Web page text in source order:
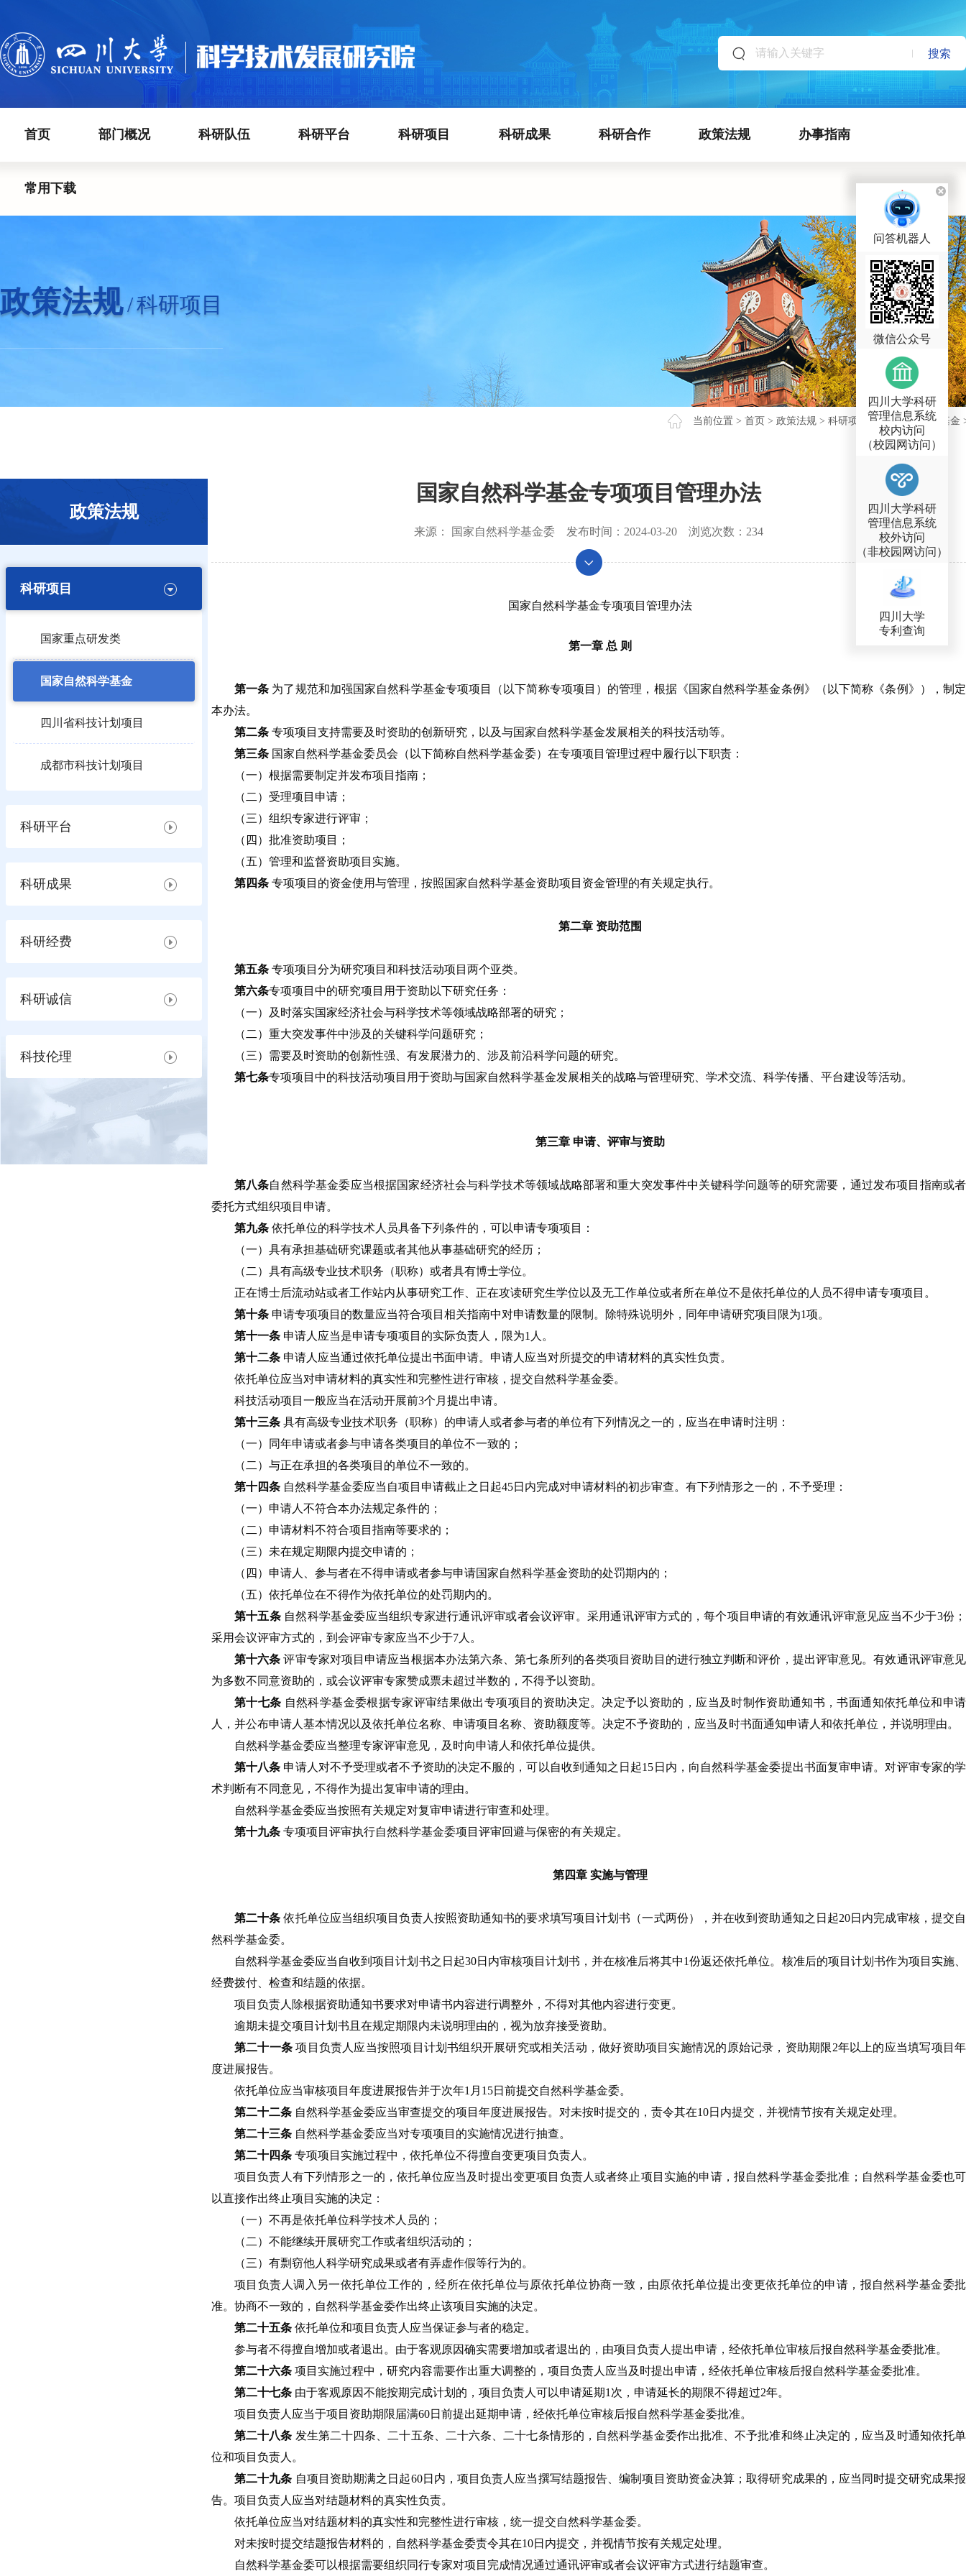
搜索
首页 部门概况 科研队伍 科研平台 科研项目 科研成果 科研合作 政策法规 办事指南
常用下载
政策法规/科研项目
当前位置 > 首页 > 政策法规 > 科研项目 >国家自然科学基金
政策法规
科研项目
国家重点研发类
国家自然科学基金
四川省科技计划项目
成都市科技计划项目
科研平台
科研成果
科研经费
科研诚信
科技伦理
国家自然科学基金专项项目管理办法
来源： 国家自然科学基金委 发布时间： 2024-03-20 浏览次数： 234
国家自然科学基金专项项目管理办法
第一章 总 则
第一条 为了规范和加强国家自然科学基金专项项目（以下简称专项项目）的管理，根据《国家自然科学基金条例》（以下简称《条例》），制定
本办法。
第二条 专项项目支持需要及时资助的创新研究，以及与国家自然科学基金发展相关的科技活动等。
第三条 国家自然科学基金委员会（以下简称自然科学基金委）在专项项目管理过程中履行以下职责：
（一）根据需要制定并发布项目指南；
（二）受理项目申请；
（三）组织专家进行评审；
（四）批准资助项目；
（五）管理和监督资助项目实施。
第四条 专项项目的资金使用与管理，按照国家自然科学基金资助项目资金管理的有关规定执行。
第二章 资助范围
第五条 专项项目分为研究项目和科技活动项目两个亚类。
第六条专项项目中的研究项目用于资助以下研究任务：
（一）及时落实国家经济社会与科学技术等领域战略部署的研究；
（二）重大突发事件中涉及的关键科学问题研究；
（三）需要及时资助的创新性强、有发展潜力的、涉及前沿科学问题的研究。
第七条专项项目中的科技活动项目用于资助与国家自然科学基金发展相关的战略与管理研究、学术交流、科学传播、平台建设等活动。
第三章 申请、评审与资助
第八条自然科学基金委应当根据国家经济社会与科学技术等领域战略部署和重大突发事件中关键科学问题等的研究需要，通过发布项目指南或者
委托方式组织项目申请。
第九条 依托单位的科学技术人员具备下列条件的，可以申请专项项目：
（一）具有承担基础研究课题或者其他从事基础研究的经历；
（二）具有高级专业技术职务（职称）或者具有博士学位。
正在博士后流动站或者工作站内从事研究工作、正在攻读研究生学位以及无工作单位或者所在单位不是依托单位的人员不得申请专项项目。
第十条 申请专项项目的数量应当符合项目相关指南中对申请数量的限制。除特殊说明外，同年申请研究项目限为1项。
第十一条 申请人应当是申请专项项目的实际负责人，限为1人。
第十二条 申请人应当通过依托单位提出书面申请。申请人应当对所提交的申请材料的真实性负责。
依托单位应当对申请材料的真实性和完整性进行审核，提交自然科学基金委。
科技活动项目一般应当在活动开展前3个月提出申请。
第十三条 具有高级专业技术职务（职称）的申请人或者参与者的单位有下列情况之一的，应当在申请时注明：
（一）同年申请或者参与申请各类项目的单位不一致的；
（二）与正在承担的各类项目的单位不一致的。
第十四条 自然科学基金委应当自项目申请截止之日起45日内完成对申请材料的初步审查。有下列情形之一的，不予受理：
（一）申请人不符合本办法规定条件的；
（二）申请材料不符合项目指南等要求的；
（三）未在规定期限内提交申请的；
（四）申请人、参与者在不得申请或者参与申请国家自然科学基金资助的处罚期内的；
（五）依托单位在不得作为依托单位的处罚期内的。
第十五条自然科学基金委应当组织专家进行通讯评审或者会议评审。采用通讯评审方式的，每个项目申请的有效通讯评审意见应当不少于3份；
采用会议评审方式的，到会评审专家应当不少于7人。
第十六条 评审专家对项目申请应当根据本办法第六条、第七条所列的各类项目资助目的进行独立判断和评价，提出评审意见。有效通讯评审意见
为多数不同意资助的，或会议评审专家赞成票未超过半数的，不得予以资助。
第十七条 自然科学基金委根据专家评审结果做出专项项目的资助决定。决定予以资助的，应当及时制作资助通知书，书面通知依托单位和申请
人，并公布申请人基本情况以及依托单位名称、申请项目名称、资助额度等。决定不予资助的，应当及时书面通知申请人和依托单位，并说明理由。
自然科学基金委应当整理专家评审意见，及时向申请人和依托单位提供。
第十八条 申请人对不予受理或者不予资助的决定不服的，可以自收到通知之日起15日内，向自然科学基金委提出书面复审申请。对评审专家的学
术判断有不同意见，不得作为提出复审申请的理由。
自然科学基金委应当按照有关规定对复审申请进行审查和处理。
第十九条 专项项目评审执行自然科学基金委项目评审回避与保密的有关规定。
第四章 实施与管理
第二十条 依托单位应当组织项目负责人按照资助通知书的要求填写项目计划书（一式两份），并在收到资助通知之日起20日内完成审核，提交自
然科学基金委。
自然科学基金委应当自收到项目计划书之日起30日内审核项目计划书，并在核准后将其中1份返还依托单位。核准后的项目计划书作为项目实施、
经费拨付、检查和结题的依据。
项目负责人除根据资助通知书要求对申请书内容进行调整外，不得对其他内容进行变更。
逾期未提交项目计划书且在规定期限内未说明理由的，视为放弃接受资助。
第二十一条 项目负责人应当按照项目计划书组织开展研究或相关活动，做好资助项目实施情况的原始记录，资助期限2年以上的应当填写项目年
度进展报告。
依托单位应当审核项目年度进展报告并于次年1月15日前提交自然科学基金委。
第二十二条 自然科学基金委应当审查提交的项目年度进展报告。对未按时提交的，责令其在10日内提交，并视情节按有关规定处理。
第二十三条 自然科学基金委应当对专项项目的实施情况进行抽查。
第二十四条 专项项目实施过程中，依托单位不得擅自变更项目负责人。
项目负责人有下列情形之一的，依托单位应当及时提出变更项目负责人或者终止项目实施的申请，报自然科学基金委批准；自然科学基金委也可
以直接作出终止项目实施的决定：
（一）不再是依托单位科学技术人员的；
（二）不能继续开展研究工作或者组织活动的；
（三）有剽窃他人科学研究成果或者有弄虚作假等行为的。
项目负责人调入另一依托单位工作的，经所在依托单位与原依托单位协商一致，由原依托单位提出变更依托单位的申请，报自然科学基金委批
准。协商不一致的，自然科学基金委作出终止该项目实施的决定。
第二十五条 依托单位和项目负责人应当保证参与者的稳定。
参与者不得擅自增加或者退出。由于客观原因确实需要增加或者退出的，由项目负责人提出申请，经依托单位审核后报自然科学基金委批准。
第二十六条 项目实施过程中，研究内容需要作出重大调整的，项目负责人应当及时提出申请，经依托单位审核后报自然科学基金委批准。
第二十七条 由于客观原因不能按期完成计划的，项目负责人可以申请延期1次，申请延长的期限不得超过2年。
项目负责人应当于项目资助期限届满60日前提出延期申请，经依托单位审核后报自然科学基金委批准。
第二十八条 发生第二十四条、二十五条、二十六条、二十七条情形的，自然科学基金委作出批准、不予批准和终止决定的，应当及时通知依托单
位和项目负责人。
第二十九条 自项目资助期满之日起60日内，项目负责人应当撰写结题报告、编制项目资助资金决算；取得研究成果的，应当同时提交研究成果报
告。项目负责人应当对结题材料的真实性负责。
依托单位应当对结题材料的真实性和完整性进行审核，统一提交自然科学基金委。
对未按时提交结题报告材料的，自然科学基金委责令其在10日内提交，并视情节按有关规定处理。
自然科学基金委可以根据需要组织同行专家对项目完成情况通过通讯评审或者会议评审方式进行结题审查。
问答机器人
微信公众号
四川大学科研
管理信息系统
校内访问
（校园网访问）
四川大学科研
管理信息系统
校外访问
（非校园网访问）
四川大学
专利查询